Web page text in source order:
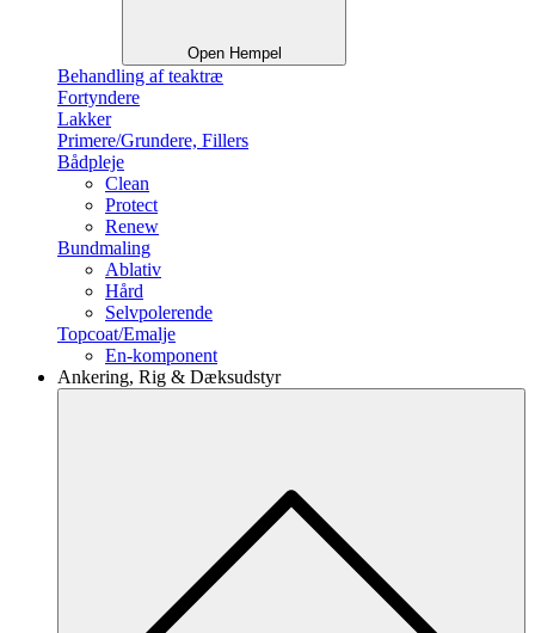
Open Hempel
Behandling af teaktræ
Fortyndere
Lakker
Primere/Grundere, Fillers
Bådpleje
Clean
Protect
Renew
Bundmaling
Ablativ
Hård
Selvpolerende
Topcoat/Emalje
En-komponent
Ankering, Rig & Dæksudstyr